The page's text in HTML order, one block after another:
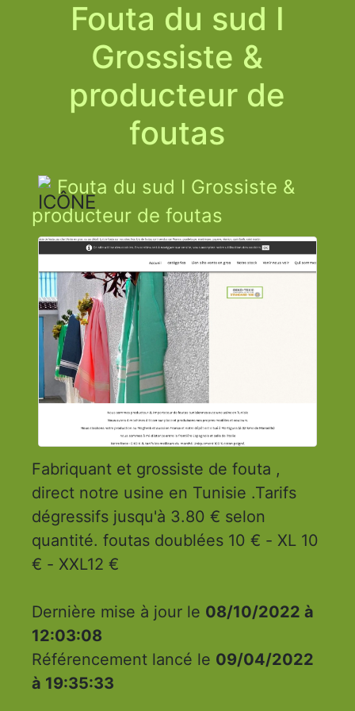
Fouta du sud I
Grossiste &
producteur de
foutas
Fouta du sud I Grossiste &
producteur de foutas
Fabriquant et grossiste de fouta ,
direct notre usine en Tunisie .Tarifs
dégressifs jusqu'à 3.80 € selon
quantité. foutas doublées 10 € - XL 10
€ - XXL12 €
Dernière mise à jour le 08/10/2022 à
12:03:08
Référencement lancé le 09/04/2022
à 19:35:33